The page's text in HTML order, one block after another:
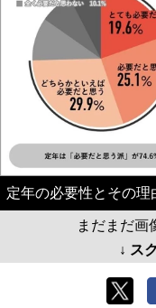
定年の必要性とその理
まだまだ画
↓ ス